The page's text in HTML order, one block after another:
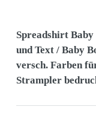
Spreadshirt
und Text / Baby
versch. Farben
Strampler